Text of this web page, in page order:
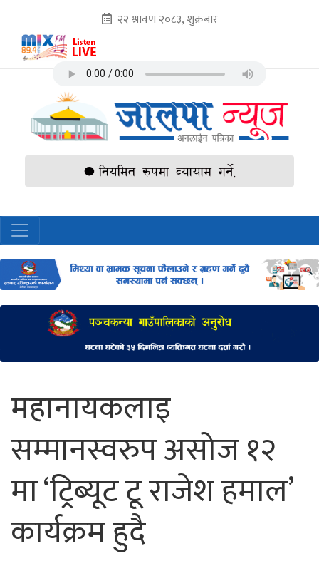
२२ श्रावण २०८३, शुक्रबार
महानायकलाइ
सम्मानस्वरुप असोज १२
मा ‘ट्रिब्यूट टू राजेश हमाल’
कार्यक्रम हुदै